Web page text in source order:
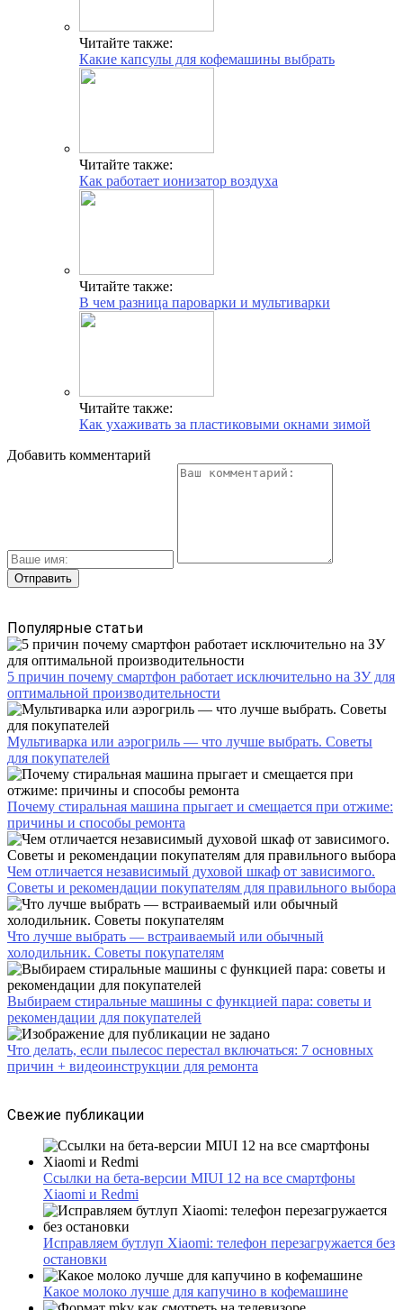
Читайте также:
Какие капсулы для кофемашины выбрать
Читайте также:
Как работает ионизатор воздуха
Читайте также:
В чем разница пароварки и мультиварки
Читайте также:
Как ухаживать за пластиковыми окнами зимой
Добавить комментарий
Популярные статьи
5 причин почему смартфон работает исключительно на ЗУ для
оптимальной производительности
Мультиварка или аэрогриль — что лучше выбрать. Советы
для покупателей
Почему стиральная машина прыгает и смещается при отжиме:
причины и способы ремонта
Чем отличается независимый духовой шкаф от зависимого.
Советы и рекомендации покупателям для правильного выбора
Что лучше выбрать — встраиваемый или обычный
холодильник. Советы покупателям
Выбираем стиральные машины с функцией пара: советы и
рекомендации для покупателей
Что делать, если пылесос перестал включаться: 7 основных
причин + видеоинструкции для ремонта
Свежие публикации
Ссылки на бета-версии MIUI 12 на все смартфоны
Xiaomi и Redmi
Исправляем бутлуп Xiaomi: телефон перезагружается без
остановки
Какое молоко лучше для капучино в кофемашине